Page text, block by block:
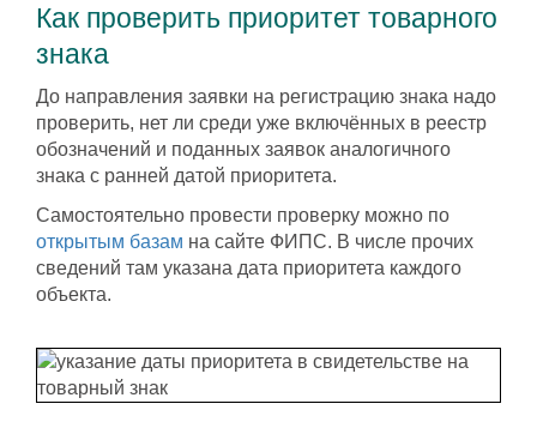
Как проверить приоритет товарного
знака
До направления заявки на регистрацию знака надо
проверить, нет ли среди уже включённых в реестр
обозначений и поданных заявок аналогичного
знака с ранней датой приоритета.
Самостоятельно провести проверку можно по
открытым базам на сайте ФИПС. В числе прочих
сведений там указана дата приоритета каждого
объекта.